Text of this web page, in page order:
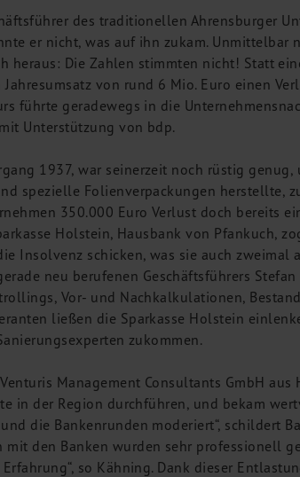
des traditionellen Ahrensburger
er nicht, was auf ihn zukam. Unmittelbar
heraus: Die Zahlen stimmten nicht! Statt
von rund 6 Mio. Euro einen
führte geradewegs in die
Unterstützung von bdp.
1937, war seinerzeit noch rüstig genug,
spezielle Folienverpackungen herstellte,
350.000 Euro Verlust doch bereits
Holstein, Hausbank von Pfankuch,
Insolvenz schicken, was sie auch zweimal
neu berufenen Geschäftsführers
Vor- und Nachkalkulationen,
ließen die Sparkasse Holstein
zukommen.
Management Consultants GmbH aus
in der Region durchführen, und bekam
die Bankenrunden moderiert“, schildert
mit den Banken wurden sehr professionell
so Kähning. Dank dieser